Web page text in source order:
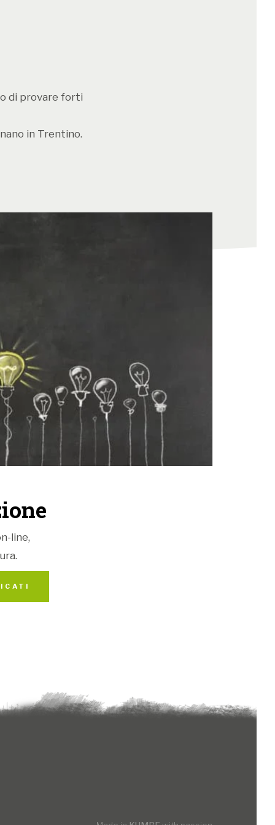
di provare forti
in Trentino.
line,